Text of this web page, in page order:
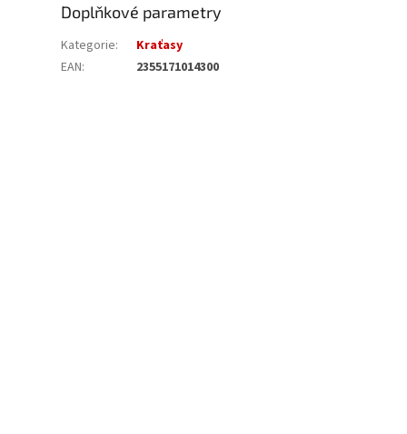
Doplňkové parametry
Kategorie:
Kraťasy
EAN: 2355171014300